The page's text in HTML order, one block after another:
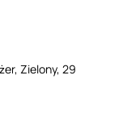
Zielony, 29